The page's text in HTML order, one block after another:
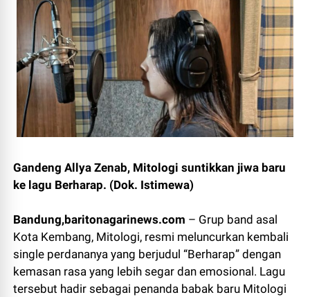
Gandeng Allya Zenab, Mitologi suntikkan jiwa baru
ke lagu Berharap. (Dok. Istimewa)
Bandung,baritonagarinews.com – Grup band asal
Kota Kembang, Mitologi, resmi meluncurkan kembali
single perdananya yang berjudul “Berharap” dengan
kemasan rasa yang lebih segar dan emosional. Lagu
tersebut hadir sebagai penanda babak baru Mitologi